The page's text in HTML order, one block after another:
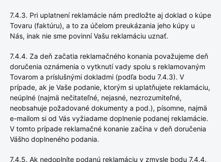
7.4.3. Pri uplatnení reklamácie nám predložte aj doklad o kúpe
Tovaru (faktúru), a to za účelom preukázania jeho kúpy u
Nás, inak nie sme povinní Vašu reklamáciu uznať.
7.4.4. Za deň začatia reklamačného konania považujeme deň
doručenia oznámenia o vytknutí vady spolu s reklamovaným
Tovarom a príslušnými dokladmi (podľa bodu 7.4.3). V
prípade, ak je Vaše podanie, ktorým si uplatňujete reklamáciu,
neúplné (najmä nečitateľné, nejasné, nezrozumiteľné,
neobsahuje požadované dokumenty a pod.), písomne, najmä
e-mailom si od Vás vyžiadame doplnenie podanej reklamácie.
V tomto prípade reklamačné konanie začína v deň doručenia
Vášho doplneného podania.
7.4.5. Ak nedoplníte podanú reklamáciu v zmysle bodu 7.4.4.